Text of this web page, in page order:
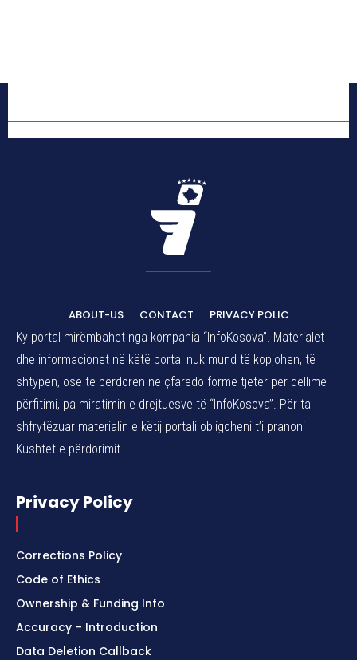
ABOUT-US CONTACT
PRIVACY POLIC
Ky portal mirëmbahet nga kompania “InfoKosova”. Materialet
dhe informacionet në këtë portal nuk mund të kopjohen, të
shtypen, ose të përdoren në çfarëdo forme tjetër për qëllime
përfitimi, pa miratimin e drejtuesve të “InfoKosova”. Për ta
shfrytëzuar materialin e këtij portali obligoheni t’i pranoni
Kushtet e përdorimit.
Privacy Policy
Corrections Policy
Code of Ethics
Ownership & Funding Info
Accuracy – Introduction
Data Deletion Callback